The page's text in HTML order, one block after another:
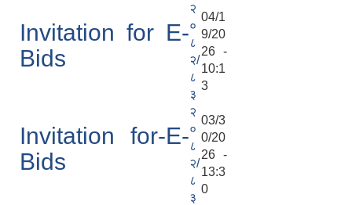
Invitation for E-
Bids
२
०
८
२/
८
३
04/1
9/20
26 -
10:1
3
Invitation for-E-
Bids
२
०
८
२/
८
३
03/3
0/20
26 -
13:3
0